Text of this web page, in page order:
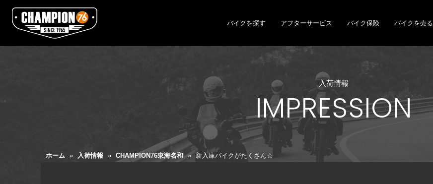
バイクを探す アフターサービス バイク保険 バイクを売る
入荷情報
IMPRESSION
ホーム » 入荷情報 » CHAMPION76東海名和 » 新入庫バイクがたくさん☆